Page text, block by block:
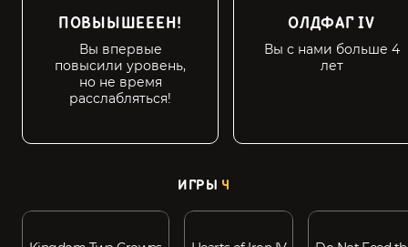
ПОВЫЫШЕЕЕН!
Вы впервые
повысили уровень,
но не время
расслабляться!
ОЛДФАГ IV
Вы с нами больше 4
лет
ИГРЫ 4